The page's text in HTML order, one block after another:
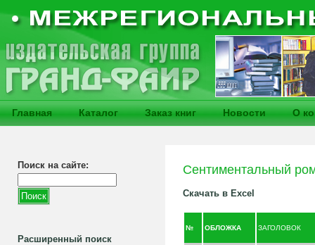
Главная Каталог Заказ книг Новости О
Поиск на сайте:
Расширенный поиск
Сентиментальный
Скачать в Excel
№ ОБЛОЖКА ЗАГОЛОВОК